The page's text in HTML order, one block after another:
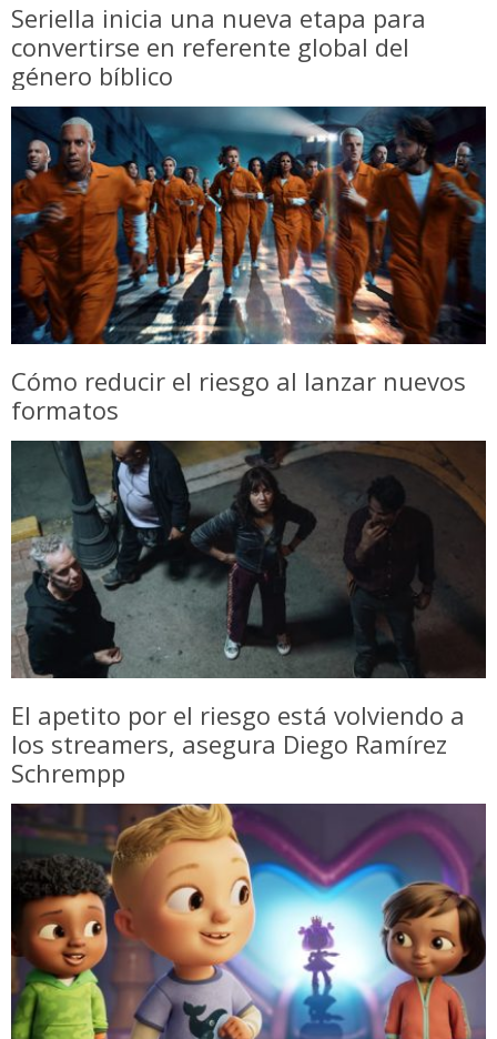
Seriella inicia una nueva etapa para
convertirse en referente global del
género bíblico
Cómo reducir el riesgo al lanzar nuevos
formatos
El apetito por el riesgo está volviendo a
los streamers, asegura Diego Ramírez
Schrempp